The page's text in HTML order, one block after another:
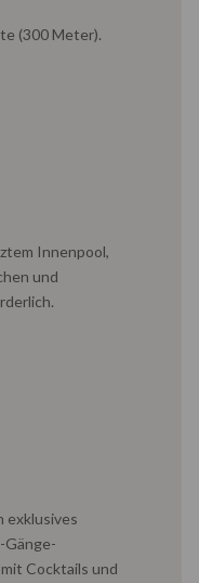
(300 Meter).
Innenpool,
und
exklusives
Gänge-
Cocktails und